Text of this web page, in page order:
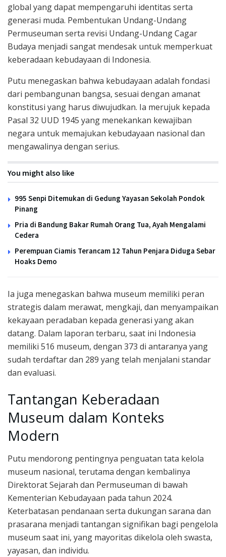
global yang dapat mempengaruhi identitas serta
generasi muda. Pembentukan Undang-Undang
Permuseuman serta revisi Undang-Undang Cagar
Budaya menjadi sangat mendesak untuk memperkuat
keberadaan kebudayaan di Indonesia.
Putu menegaskan bahwa kebudayaan adalah fondasi
dari pembangunan bangsa, sesuai dengan amanat
konstitusi yang harus diwujudkan. Ia merujuk kepada
Pasal 32 UUD 1945 yang menekankan kewajiban
negara untuk memajukan kebudayaan nasional dan
mengawalinya dengan serius.
You might also like
995 Senpi Ditemukan di Gedung Yayasan Sekolah Pondok
Pinang
Pria di Bandung Bakar Rumah Orang Tua, Ayah Mengalami
Cedera
Perempuan Ciamis Terancam 12 Tahun Penjara Diduga Sebar
Hoaks Demo
Ia juga menegaskan bahwa museum memiliki peran
strategis dalam merawat, mengkaji, dan menyampaikan
kekayaan peradaban kepada generasi yang akan
datang. Dalam laporan terbaru, saat ini Indonesia
memiliki 516 museum, dengan 373 di antaranya yang
sudah terdaftar dan 289 yang telah menjalani standar
dan evaluasi.
Tantangan Keberadaan
Museum dalam Konteks
Modern
Putu mendorong pentingnya penguatan tata kelola
museum nasional, terutama dengan kembalinya
Direktorat Sejarah dan Permuseuman di bawah
Kementerian Kebudayaan pada tahun 2024.
Keterbatasan pendanaan serta dukungan sarana dan
prasarana menjadi tantangan signifikan bagi pengelola
museum saat ini, yang mayoritas dikelola oleh swasta,
yayasan, dan individu.